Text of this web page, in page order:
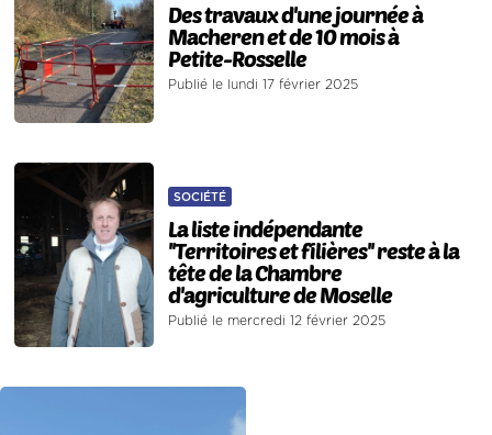
Des travaux d'une journée à
Macheren et de 10 mois à
Petite-Rosselle
Publié le lundi 17 février 2025
SOCIÉTÉ
La liste indépendante
''Territoires et filières'' reste à la
tête de la Chambre
d'agriculture de Moselle
Publié le mercredi 12 février 2025